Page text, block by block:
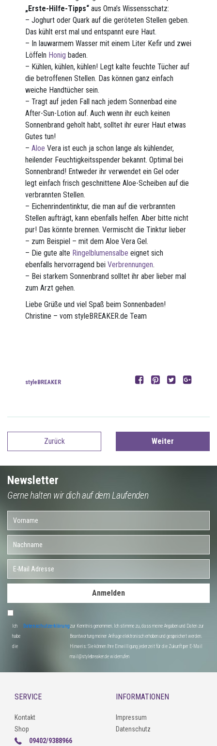
„Erste-Hilfe-Tipps“ aus Oma’s Wissensschatz:
– Joghurt oder Quark auf die geröteten Stellen geben.
Das kühlt erst mal und entspannt eure Haut.
– In lauwarmem Wasser mit einem Liter Kefir und zwei
Löffeln Honig baden.
– Kühlen, kühlen, kühlen! Legt kalte feuchte Tücher auf
die betroffenen Stellen. Das können ganz einfach
weiche Handtücher sein.
– Tragt auf jeden Fall nach jedem Sonnenbad eine
After-Sun-Lotion auf. Auch wenn ihr euch keinen
Sonnenbrand geholt habt, solltet ihr eurer Haut etwas
Gutes tun!
–Aloe Vera ist euch ja schon lange als kühlender,
heilender Feuchtigkeitsspender bekannt. Optimal bei
Sonnenbrand! Entweder ihr verwendet ein Gel oder
legt einfach frisch geschnittene Aloe-Scheiben auf die
verbrannten Stellen.
– Eichenrindentinktur, die man auf die verbrannten
Stellen aufträgt, kann ebenfalls helfen. Aber bitte nicht
pur! Das könnte brennen. Vermischt die Tinktur lieber
– zum Beispiel – mit dem Aloe Vera Gel.
– Die gute alte Ringelblumensalbe eignet sich
ebenfalls hervorragend beiVerbrennungen.
– Bei starkem Sonnenbrand solltet ihr aber lieber mal
zum Arzt gehen.
Liebe Grüße und viel Spaß beim Sonnenbaden!
Christine – vom styleBREAKER.de Team
styleBREAKER
Zurück Weiter
Newsletter
Gerne halten wir dich auf dem Laufenden
Anmelden
Ich
habe
die
Datenschutzerklärungzur Kenntnis genommen. Ich stimme zu, dass meine Angaben und Daten zur
Beantwortung meiner Anfrage elektronisch erhoben und gespeichert werden.
Hinweis: Sie können Ihre Einwilligung jederzeit für die Zukunft per E-Mail
mail@stylebreaker.de widerrufen
SERVICE
Kontakt
Shop
09402/9388966
INFORMATIONEN
Impressum
Datenschutz